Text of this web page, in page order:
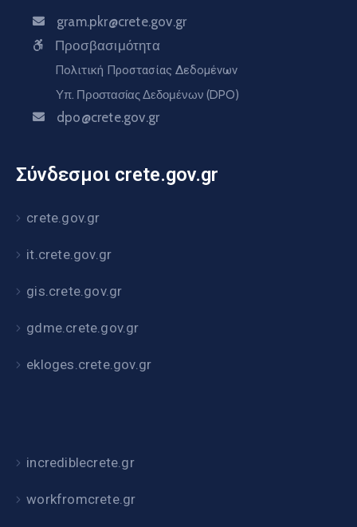
gram.pkr@crete.gov.gr
Προσβασιμότητα
Πολιτική Προστασίας Δεδομένων
Υπ. Προστασίας Δεδομένων (DPO)
dpo@crete.gov.gr
Σύνδεσμοι crete.gov.gr
crete.gov.gr
it.crete.gov.gr
gis.crete.gov.gr
gdme.crete.gov.gr
ekloges.crete.gov.gr
incrediblecrete.gr
workfromcrete.gr